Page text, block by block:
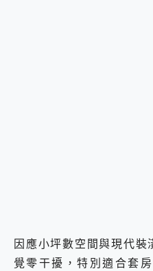
因應小坪數空間與現代
覺零干擾，特別適合套